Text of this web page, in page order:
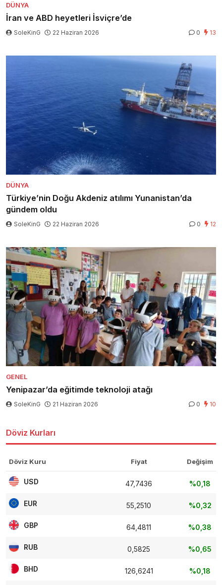
DÜNYA
İran ve ABD heyetleri İsviçre’de
SoleKinG 22 Haziran 2026 0 13
DÜNYA
Türkiye’nin Doğu Akdeniz atılımı Yunanistan’da
gündem oldu
SoleKinG 22 Haziran 2026 0 12
GENEL
Yenipazar’da eğitimde teknoloji atağı
SoleKinG 21 Haziran 2026 0 10
Döviz Kurları
Döviz Kuru Fiyat Değişim
USD 47,7436 %0,18
EUR 55,2510 %0,32
GBP 64,4811 %0,38
RUB 0,5825 %0,65
BHD 126,6241 %0,18